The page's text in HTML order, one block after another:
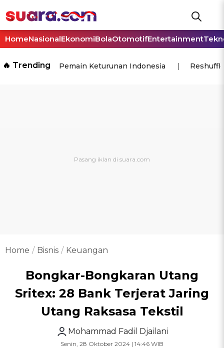
HomeNasionalEkonomiBolaOtomotifEntertainment
🔥 Trending Pemain Keturunan Indonesia
Home Bisnis Keuangan
Bongkar-Bongkaran Utang
Sritex: 28 Bank Terjerat Jaring
Utang Raksasa Tekstil
Mohammad Fadil Djailani
Senin, 28 Oktober 2024 | 14:46 WIB